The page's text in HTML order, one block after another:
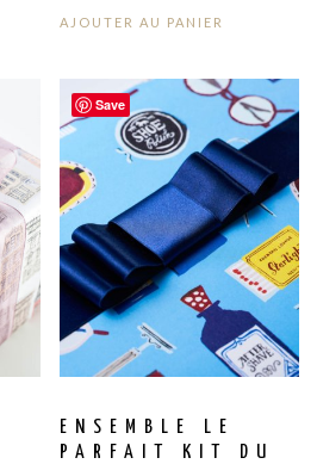
AJOUTER AU PANIER
Save
ENSEMBLE LE
PARFAIT KIT DU